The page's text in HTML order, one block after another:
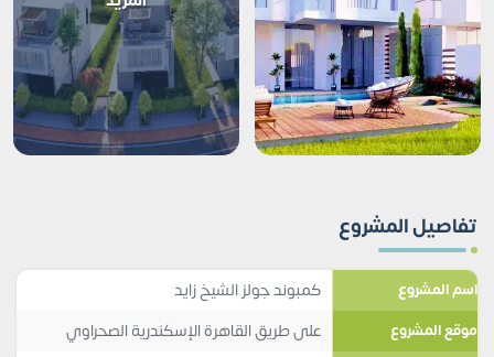
تفاصيل المشروع
اسم المشروع كمبوند جولز الشيخ زايد
موقع المشروع على طريق القاهرة الإسكندرية الصحراوي